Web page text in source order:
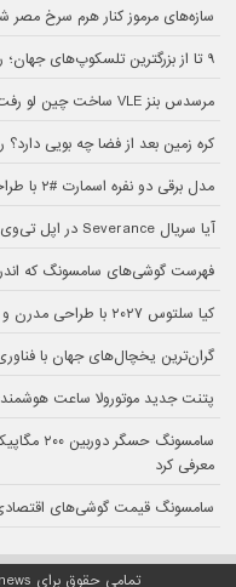
سازه‌های مرموز کنار هرم سرخ مصر
۹ تا از بزرگترین تلسکوپ‌های جهان؛ رصدخانه‌های عظیم زمینی را بشناسید
مرسدس بنز VLE ساخت چین لو رفت؛ رقیب تازه MPVهای لوکس چینی
کره زمین بعد از فضا چه بویی
مدل برقی دو نفره اسمارت #۲ با طراحی کوچک و شهری معرفی شد
آیا سریال Severance در اپل تی‌وی ارزش تماشا دارد؟
فهرست گوشی‌های سامسونگ که اندروید ۱۷ آخرین آپدیت بزرگ آن‌ها
کیا سلتوس ۲۰۲۷ با طراحی مدرن و کابین پیشرفته برای بازار چین معرفی شد
گران‌ترین یخچال‌های جهان با
پتنت جدید موتورولا ساعت
معرفی کرد
سامسونگ قیمت گوشی‌های اقتصادی
تمامی حقوق برای Gadgetnews (گجت نیوز) محفوظ است